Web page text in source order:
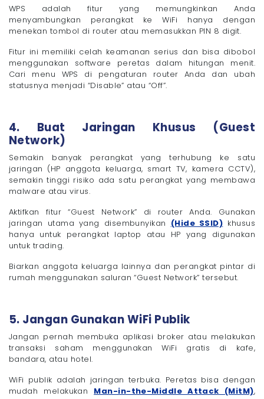
WPS adalah fitur yang memungkinkan Anda
menyambungkan perangkat ke WiFi hanya dengan
menekan tombol di router atau memasukkan PIN 8 digit.
Fitur ini memiliki celah keamanan serius dan bisa dibobol
menggunakan software peretas dalam hitungan menit.
Cari menu WPS di pengaturan router Anda dan ubah
statusnya menjadi “Disable” atau “Off”.
4. Buat Jaringan Khusus (Guest
Network)
Semakin banyak perangkat yang terhubung ke satu
jaringan (HP anggota keluarga, smart TV, kamera CCTV),
semakin tinggi risiko ada satu perangkat yang membawa
malware atau virus.
Aktifkan fitur “Guest Network” di router Anda. Gunakan
jaringan utama yang disembunyikan (Hide SSID) khusus
hanya untuk perangkat laptop atau HP yang digunakan
untuk trading.
Biarkan anggota keluarga lainnya dan perangkat pintar di
rumah menggunakan saluran “Guest Network” tersebut.
5. Jangan Gunakan WiFi Publik
Jangan pernah membuka aplikasi broker atau melakukan
transaksi saham menggunakan WiFi gratis di kafe,
bandara, atau hotel.
WiFi publik adalah jaringan terbuka. Peretas bisa dengan
mudah melakukan Man-in-the-Middle Attack (MitM),